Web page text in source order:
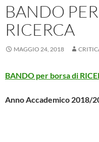
BANDO
RICERCA
MAGGIO 24, 2018
BANDO per borsa di
Anno Accademico 2018/